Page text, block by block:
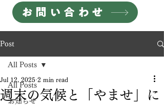
お問い合わせ
Post
All Posts
お知らせ
All Posts
週末の気候と「やませ」に
Jul 12, 2025 2 min read